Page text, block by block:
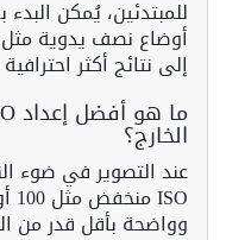
للمبتدئين، يُمكن
أوضاع نصف يدوية مثل
إلى نتائج أكثر
الخارج؟
عند التصوير في ضوء